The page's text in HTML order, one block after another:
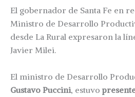
El gobernador de Santa Fe en
Ministro de Desarrollo
desde La Rural expresaron la
Javier Milei.
El ministro de Desarrollo
Gustavo Puccini, estuvo